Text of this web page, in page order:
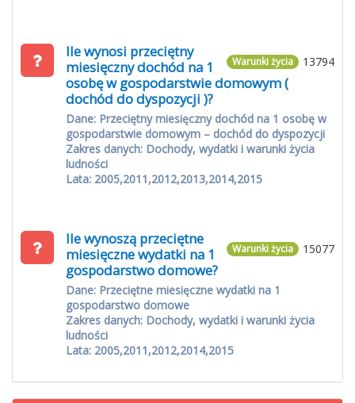
13794
Warunki życia
Ile wynosi przeciętny
miesięczny dochód na 1
osobę w gospodarstwie domowym (
dochód do dyspozycji )?
Dane: Przeciętny miesięczny dochód na 1 osobę w
gospodarstwie domowym – dochód do dyspozycji
Zakres danych: Dochody, wydatki i warunki życia
ludności
Lata: 2005,2011,2012,2013,2014,2015
15077
Warunki życia
Ile wynoszą przeciętne
miesięczne wydatki na 1
gospodarstwo domowe?
Dane: Przeciętne miesięczne wydatki na 1
gospodarstwo domowe
Zakres danych: Dochody, wydatki i warunki życia
ludności
Lata: 2005,2011,2012,2014,2015